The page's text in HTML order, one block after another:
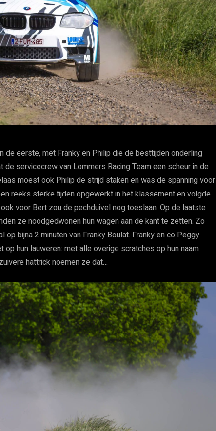
eerste, met Franky en Philip die de besttijden onderling
servicecrew van Lommers Racing Team een scheur in de
moest ook Philip de strijd staken en was de spanning voor
reeks sterke tijden opgewerkt in het klassement en volgde
voor Bert zou de pechduivel nog toeslaan. Op de laatste
ze noodgedwonen hun wagen aan de kant te zetten. Zo
op bijna 2 minuten van Franky Boulat. Franky en co Peggy
op hun lauweren: met alle overige scratches op hun naam
hattrick noemen ze dat…